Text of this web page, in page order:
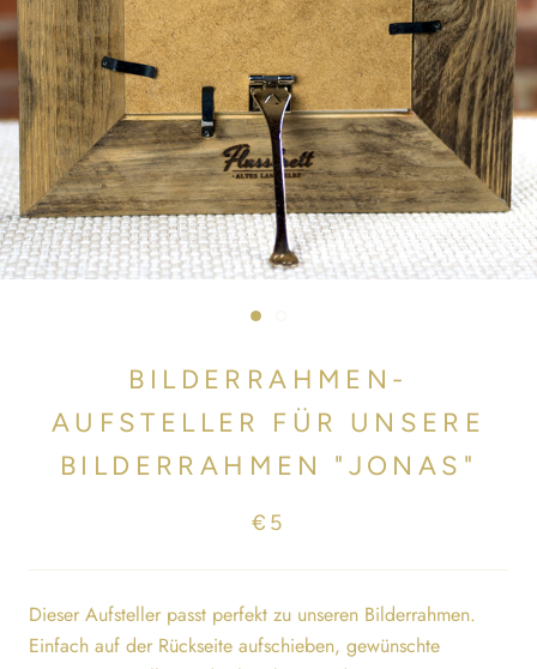
BILDERRAHMEN-
AUFSTELLER FÜR UNSERE
BILDERRAHMEN "JONAS"
€5
Dieser Aufsteller passt perfekt zu unseren Bilderrahmen.
Einfach auf der Rückseite aufschieben, gewünschte